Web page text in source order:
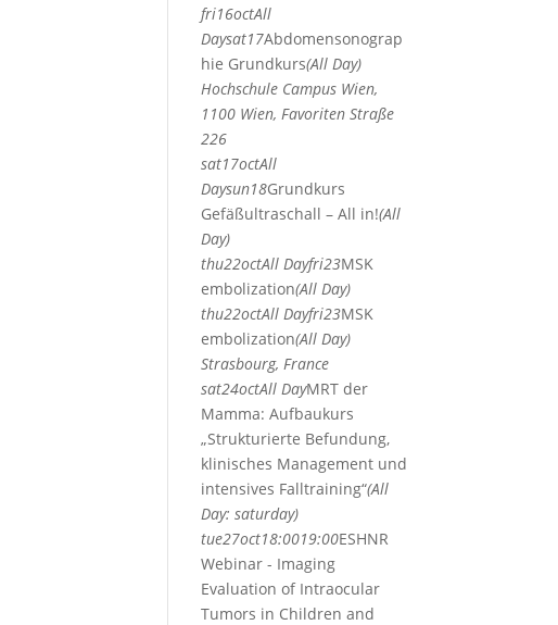
fri16octAll
Daysat17Abdomensonograp
hie Grundkurs(All Day)
Hochschule Campus Wien,
1100 Wien, Favoriten Straße
226
sat17octAll
Daysun18Grundkurs
Gefäßultraschall – All in!(All
Day)
thu22octAll Dayfri23MSK
embolization(All Day)
thu22octAll Dayfri23MSK
embolization(All Day)
Strasbourg, France
sat24octAll DayMRT der
Mamma: Aufbaukurs
„Strukturierte Befundung,
klinisches Management und
intensives Falltraining“(All
Day: saturday)
tue27oct18:0019:00ESHNR
Webinar - Imaging
Evaluation of Intraocular
Tumors in Children and